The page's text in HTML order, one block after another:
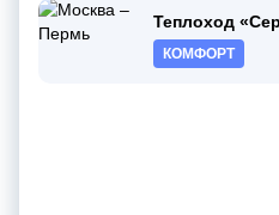
Теплоход
КОМФОРТ